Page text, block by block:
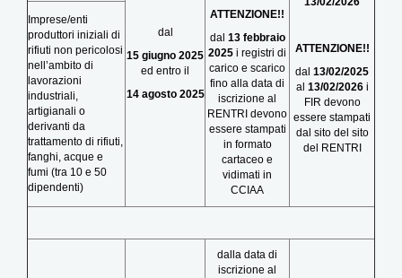
dal
15 giugno 2025
ed entro il
14 agosto 2025
ATTENZIONE!!
dal 13 febbraio
2025 i registri di
carico e scarico
fino alla data di
iscrizione al
RENTRI devono
essere stampati
in formato
cartaceo e
vidimati in
CCIAA
ATTENZIONE!!
dal 13/02/2025
al 13/02/2026i
FIR devono
essere stampati
dal sito del sito
del RENTRI
Imprese/enti
produttori iniziali di
rifiuti non pericolosi
nell’ambito di
lavorazioni
industriali,
artigianali o
derivanti da
trattamento di rifiuti,
fanghi, acque e
fumi (tra 10 e 50
dipendenti)
dalla data di
iscrizione al